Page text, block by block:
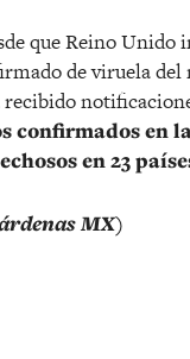
que Reino Unido
de viruela del
recibido
confirmados en
en 23
MX)